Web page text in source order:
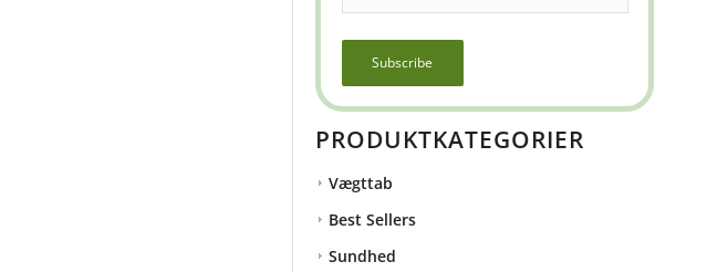
PRODUKTKATEGORIER
Vægttab
Best Sellers
Sundhed